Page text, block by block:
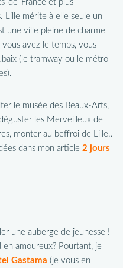
de-France et plus
Lille mérite à elle seule un
une ville pleine de charme
avez le temps, vous
(le tramway ou le métro
le musée des Beaux-Arts,
les Merveilleux de
monter au beffroi de Lille..
dans mon article 2 jours
une auberge de jeunesse !
amoureux? Pourtant, je
Gastama (je vous en